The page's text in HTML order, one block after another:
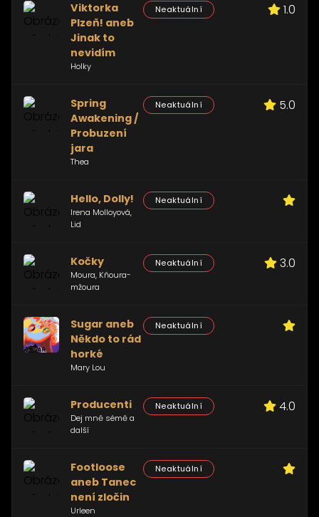
Viktorka
Plzeň! aneb
Jinak to
nevidím
Holky
Neaktuální 1.0
Spring
Awakening /
Probuzení
jara
Thea
Neaktuální 5.0
Hello, Dolly!
Irena Molloyová,
Lid
Neaktuální
Kočky
Moura, Kňoura-
mžoura
Neaktuální 3.0
Sugar aneb
Někdo to rád
horké
Mary Lou
Neaktuální
Producenti
Dej mně sémě a
další
Neaktuální 4.0
Footloose
aneb Tanec
není zločin
Urleen
Neaktuální